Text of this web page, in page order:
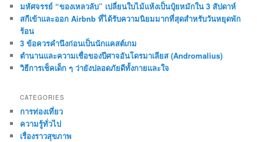
มหัศจรรย์ “ของเหลวลับ” เปลี่ยนใบไม้แห้งเป็นปุ๋ยหมักใน 3 สัปดาห์
สกีเข้าและออก Airbnb ที่ได้รับความนิยมมากที่สุดสำหรับวันหยุดพัก
ร้อน
3 ข้อควรคำนึงก่อนเป็นนักแคสต์เกม
ตำนานและความเชื่อของปีศาจอันโดรมาเลียส (Andromalius)
วิธีการเช็คเด็ก ๆ ว่ายังปลอดภัยดีทั้งกายและใจ
CATEGORIES
การท่องเที่ยว
ความรู้ทั่วไป
เรื่องราวสุขภาพ